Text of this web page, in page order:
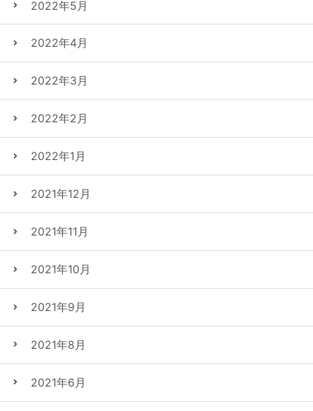
2022年5月
2022年4月
2022年3月
2022年2月
2022年1月
2021年12月
2021年11月
2021年10月
2021年9月
2021年8月
2021年6月